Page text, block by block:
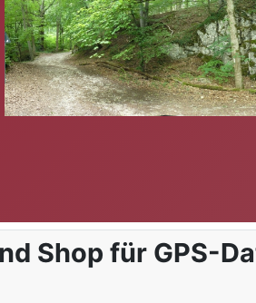
Shop für GPS-